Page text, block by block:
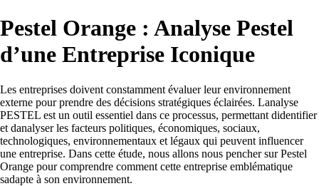
Pestel Orange : Analyse Pestel
d’une Entreprise Iconique
Les entreprises doivent constamment évaluer leur environnement
externe pour prendre des décisions stratégiques éclairées. Lanalyse
PESTEL est un outil essentiel dans ce processus, permettant didentifier
et danalyser les facteurs politiques, économiques, sociaux,
technologiques, environnementaux et légaux qui peuvent influencer
une entreprise. Dans cette étude, nous allons nous pencher sur Pestel
Orange pour comprendre comment cette entreprise emblématique
sadapte à son environnement.